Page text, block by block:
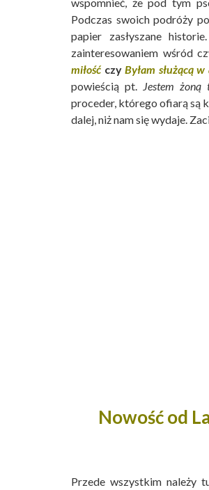
Podczas swoich podróży
papier zasłyszane
zainteresowaniem wśród
miłośćczyByłam służącą
powieścią pt. Jestem żoną
proceder, którego ofiarą są
dalej, niż nam się wydaje.
Nowość od
Przede wszystkim należy